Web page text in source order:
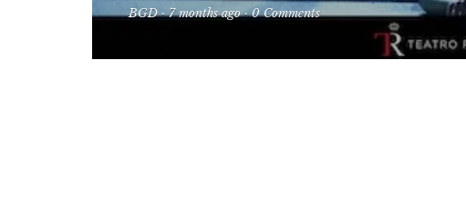
BGD · 7 months ago · 0 Comments